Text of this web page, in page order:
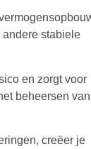
andere stabiele
en zorgt voor
beheersen van
creëer je